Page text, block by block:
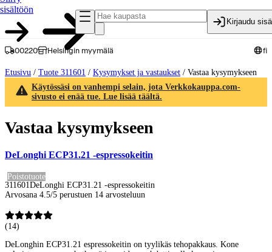
sisältöön
Kirjaudu
00220 Helsingin myymälä fi
Etusivu / Tuote 311601 / Kysymykset ja vastaukset / Vastaa kysymykseen
Käytössäsi on vanhempi selain, jota Verkkokauppa.com-
sivusto ei enää tue. Lue lisää täältä.
Vastaa kysymykseen
DeLonghi ECP31.21 -espressokeitin
Poistotuote
311601 DeLonghi ECP31.21 -espressokeitin
Arvosana 4.5/5 perustuen 14 arvosteluun
(14)
DeLonghin ECP31.21 espressokeitin on tyylikäs tehopakkaus. Kone